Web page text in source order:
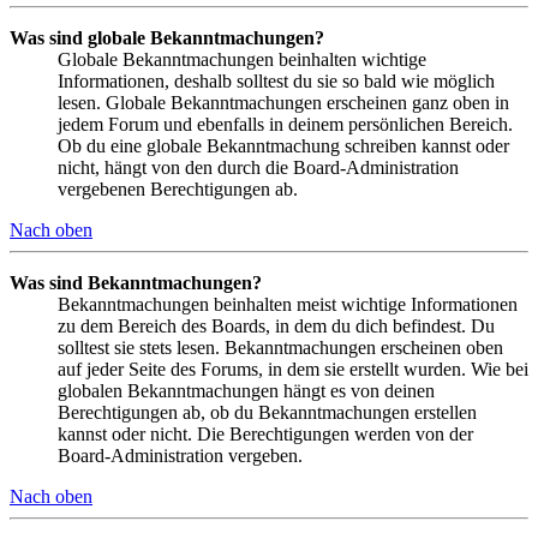
Was sind globale Bekanntmachungen?
Globale Bekanntmachungen beinhalten wichtige
Informationen, deshalb solltest du sie so bald wie möglich
lesen. Globale Bekanntmachungen erscheinen ganz oben in
jedem Forum und ebenfalls in deinem persönlichen Bereich.
Ob du eine globale Bekanntmachung schreiben kannst oder
nicht, hängt von den durch die Board-Administration
vergebenen Berechtigungen ab.
Nach oben
Was sind Bekanntmachungen?
Bekanntmachungen beinhalten meist wichtige Informationen
zu dem Bereich des Boards, in dem du dich befindest. Du
solltest sie stets lesen. Bekanntmachungen erscheinen oben
auf jeder Seite des Forums, in dem sie erstellt wurden. Wie bei
globalen Bekanntmachungen hängt es von deinen
Berechtigungen ab, ob du Bekanntmachungen erstellen
kannst oder nicht. Die Berechtigungen werden von der
Board-Administration vergeben.
Nach oben